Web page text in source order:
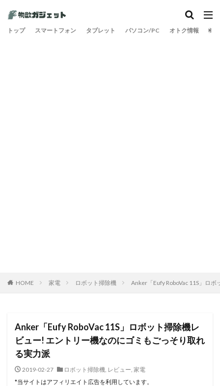
トップ スマートフォン タブレット パソコン/PC オトク情報 旅
HOME 家電 ロボット掃除機 Anker「Eufy RoboVac 11S」ロ
Anker「Eufy RoboVac 11S」ロボット掃除機レ
ビュー! エントリー機なのにゴミもごっそり取れ
る実力派
2019-02-27 ロボット掃除機, レビュー, 家電
*当サイトはアフィリエイト広告を利用しています。